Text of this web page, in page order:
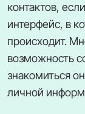
контактов,
интерфейс, в
происходит.
возможность
знакомиться
личной